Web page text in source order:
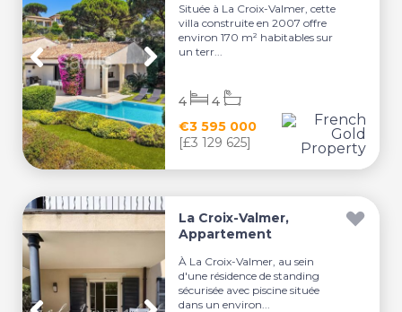
Située à La Croix-Valmer, cette
villa construite en 2007 offre
environ 170 m² habitables sur
un terr...
€3 595 000
[£3 129 625]
4 4
La Croix-Valmer,
Appartement
À La Croix-Valmer, au sein
d'une résidence de standing
sécurisée avec piscine située
dans un environ...